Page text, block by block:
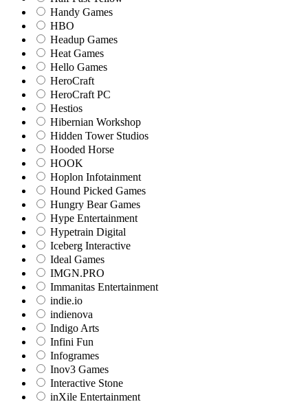
Handy Games
HBO
Headup Games
Heat Games
Hello Games
HeroCraft
HeroCraft PC
Hestios
Hibernian Workshop
Hidden Tower Studios
Hooded Horse
HOOK
Hoplon Infotainment
Hound Picked Games
Hungry Bear Games
Hype Entertainment
Hypetrain Digital
Iceberg Interactive
Ideal Games
IMGN.PRO
Immanitas Entertainment
indie.io
indienova
Indigo Arts
Infini Fun
Infogrames
Inov3 Games
Interactive Stone
inXile Entertainment